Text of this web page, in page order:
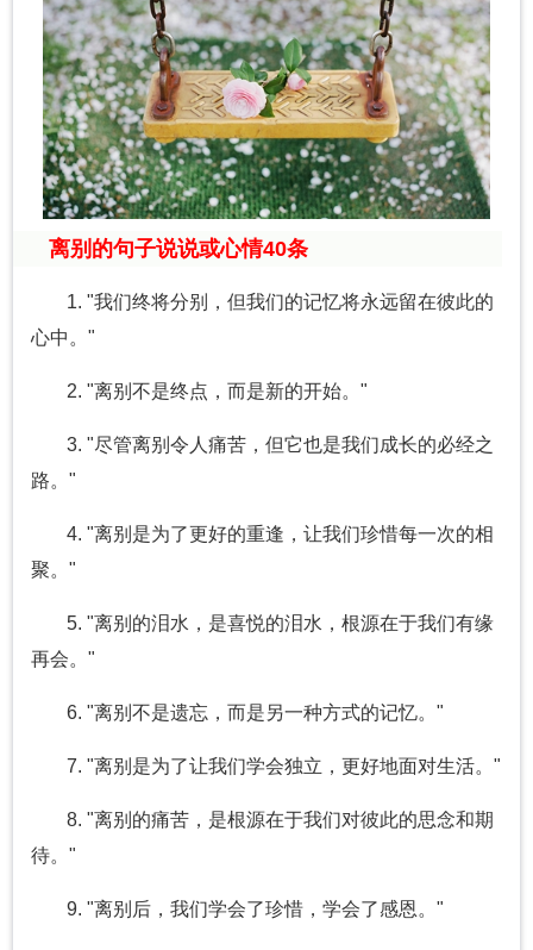
离别的句子说说或心情40条
1. "我们终将分别，但我们的记忆将永远留在彼此的
心中。"
2. "离别不是终点，而是新的开始。"
3. "尽管离别令人痛苦，但它也是我们成长的必经之
路。"
4. "离别是为了更好的重逢，让我们珍惜每一次的相
聚。"
5. "离别的泪水，是喜悦的泪水，根源在于我们有缘
再会。"
6. "离别不是遗忘，而是另一种方式的记忆。"
7. "离别是为了让我们学会独立，更好地面对生活。"
8. "离别的痛苦，是根源在于我们对彼此的思念和期
待。"
9. "离别后，我们学会了珍惜，学会了感恩。"